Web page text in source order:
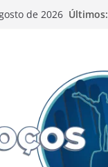
de 2026 Últimos: